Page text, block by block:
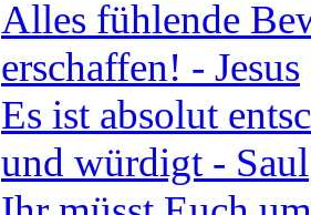
Alles fühlende
erschaffen! - Jesus
Es ist absolut
und würdigt - Saul